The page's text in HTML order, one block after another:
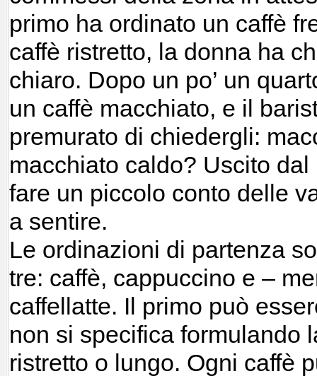
primo ha ordinato un caffè
caffè ristretto, la donna ha
chiaro. Dopo un po’ un
un caffè macchiato, e il
premurato di chiedergli:
macchiato caldo? Uscito
fare un piccolo conto delle
a sentire.
Le ordinazioni di partenza
tre: caffè, cappuccino e –
caffellatte. Il primo può
non si specifica formulando
ristretto o lungo. Ogni caffè